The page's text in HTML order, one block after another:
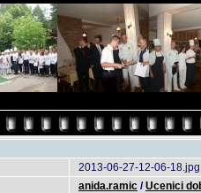
2013-06-27-12-06-18.jpg
anida.ramic /Ucenici